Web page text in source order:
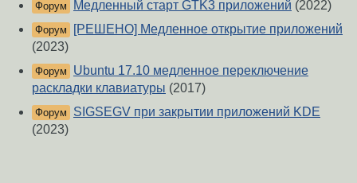
Форум Медленный старт GTK3 приложений (2022)
Форум
[РЕШЕНО] Медленное открытие приложений
(2023)
Форум
Ubuntu 17.10 медленное переключение
раскладки клавиатуры (2017)
Форум
SIGSEGV при закрытии приложений KDE
(2023)